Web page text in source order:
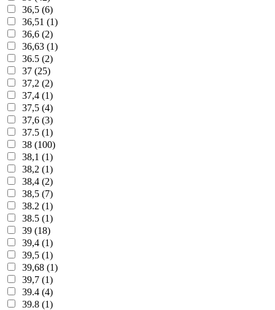
36,5 (6)
36,51 (1)
36,6 (2)
36,63 (1)
36.5 (2)
37 (25)
37,2 (2)
37,4 (1)
37,5 (4)
37,6 (3)
37.5 (1)
38 (100)
38,1 (1)
38,2 (1)
38,4 (2)
38,5 (7)
38.2 (1)
38.5 (1)
39 (18)
39,4 (1)
39,5 (1)
39,68 (1)
39,7 (1)
39.4 (4)
39.8 (1)